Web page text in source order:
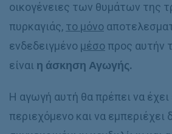
οικογένειες των θυμάτων της
πυρκαγιάς, το μόνο
ενδεδειγμένο μέσο προς αυτήν
είναι η άσκηση Αγωγής.
Η αγωγή αυτή θα πρέπει να έχει
περιεχόμενο και να εμπεριέχει